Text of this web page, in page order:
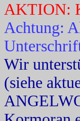
AKTION:
Achtung:
Wir
(siehe